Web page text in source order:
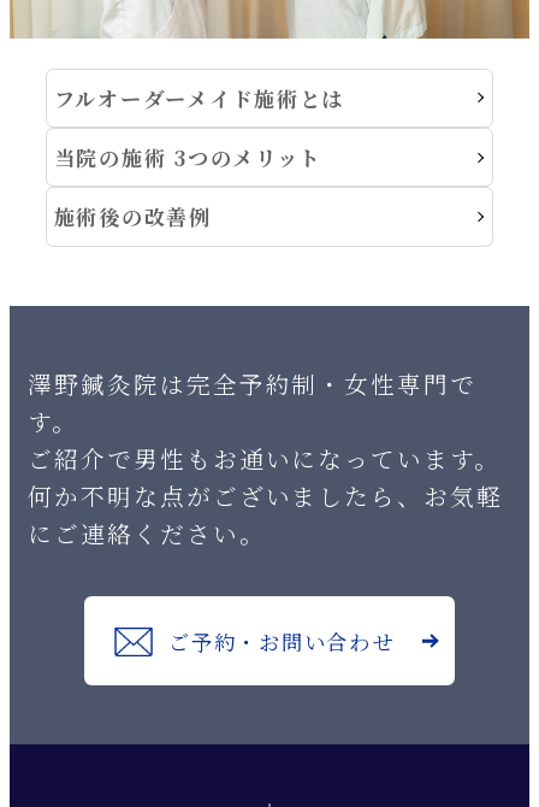
フルオーダーメイド施術とは
当院の施術 3つのメリット
施術後の改善例
澤野鍼灸院は完全予約制・女性専門で
す。
ご紹介で男性もお通いになっています。
何か不明な点がございましたら、お気軽
にご連絡ください。
ご予約・お問い合わせ